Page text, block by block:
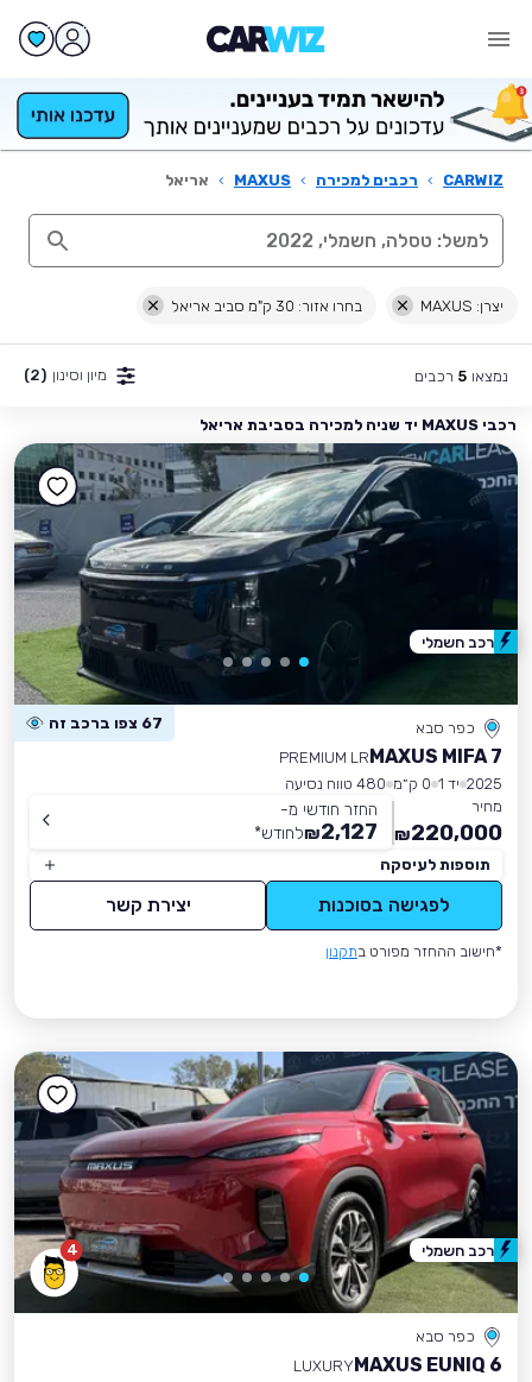
CARWIZ
› רכבים למכירה ›
MAXUS
› אריאל
יצרן: MAXUS בחרו אזור: 30 ק"מ סביב אריאל
נמצאו 5 רכבים מיון וסינון (2)
רכבי MAXUS יד שניה למכירה בסביבת אריאל
כפר סבא 67 צפו ברכב זה
MAXUS MIFA 7
PREMIUM LR
2025 יד 1 0 ק״מ
480 טווח נסיעה
מחיר
220,000
₪
החזר חודשי מ-
2,127
₪לחודש*
תוספות לעיסקה
לפגישה בסוכנות יצירת קשר
*חישוב ההחזר מפורט בתקנון
רכב חשמלי
4
כפר סבא
MAXUS EUNIQ 6
LUXURY
רכב חשמלי